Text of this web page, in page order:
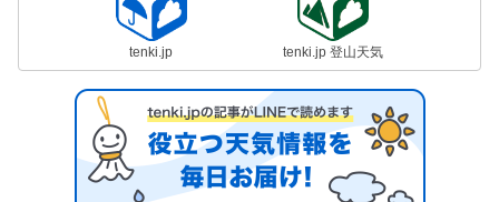
tenki.jp tenki.jp 登山天気